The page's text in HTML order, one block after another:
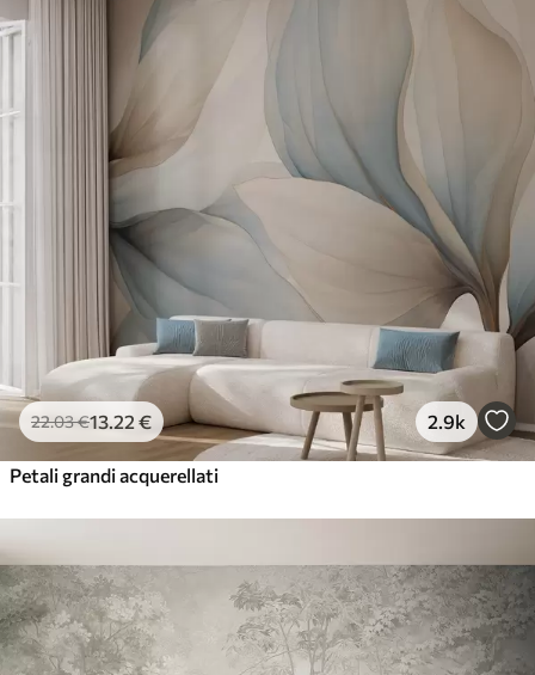
22.03€13.22 € 2.9k
Petali grandi acquerellati